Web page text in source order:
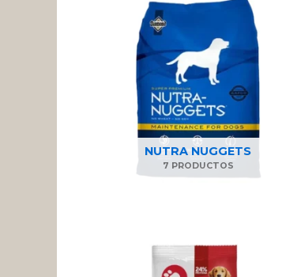
NUTRA NUGGETS
7 PRODUCTOS